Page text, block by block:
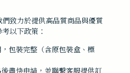
致力於提供高品質商品與優質
以下政策：
包裝完整（含原包裝盒、標
盡快申請，並聯繫客服提供訂